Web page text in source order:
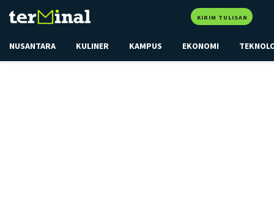
KIRIM TULISAN
NUSANTARA KULINER KAMPUS EKONOMI